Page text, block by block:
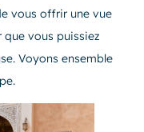
vous offrir une vue
vous puissiez
Voyons ensemble